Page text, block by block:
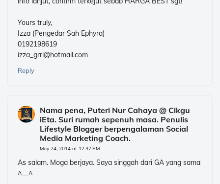
Yours truly,
Izza (Pengedar Sah Ephyra)
0192198619
izza_grrl@hotmail.com
Reply
Nama pena, Puteri Nur Cahaya @ Cikgu
iEta. Suri rumah sepenuh masa. Penulis
Lifestyle Blogger berpengalaman Social
Media Marketing Coach.
May 24, 2014 at 12:37 PM
As salam. Moga berjaya. Saya singgah dari GA yang sama
^__^